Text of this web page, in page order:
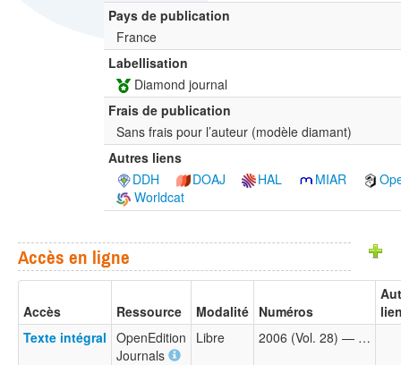
Pays de publication
France
Labellisation
Diamond journal
Frais de publication
Sans frais pour l’auteur (modèle diamant)
Autres liens
DDH
DOAJ HAL MIAR
Worldcat
Accès en ligne
Accès Ressource Modalité Numéros
Texte intégral OpenEdition
Journals
Libre 2006 (Vol. 28) — …